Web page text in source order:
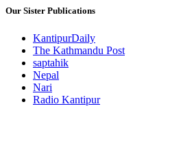
Our Sister Publications
KantipurDaily
The Kathmandu Post
saptahik
Nepal
Nari
Radio Kantipur